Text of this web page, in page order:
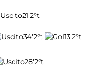
21'2°t
34'2°t 13'2°t
28'2°t